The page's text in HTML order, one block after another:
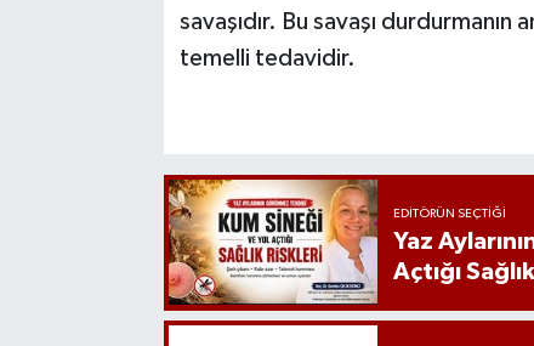
savaşıdır. Bu savaşı durdurmanın
temelli tedavidir.
EDITÖRÜN SEÇTIĞI
Yaz
Açtığı